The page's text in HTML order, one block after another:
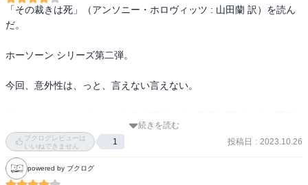
「その裁きは死」（アンソニー・ホロヴィッツ : 山田蘭 訳）を読ん
だ。
ホーソーン シリーズ第二弾。
今回、意外性は、っと、言えない言えない。
者への質問にも同席しかつ（不用意な）発言もするという、なんと
も楽しいシリーズ。
内容についてはここには書かないけれど、とにかく読みやすくて物
続きを読む
ブクログレビューは
いいねできません
1 投稿日 : 2023.10.26
powered by ブクログ